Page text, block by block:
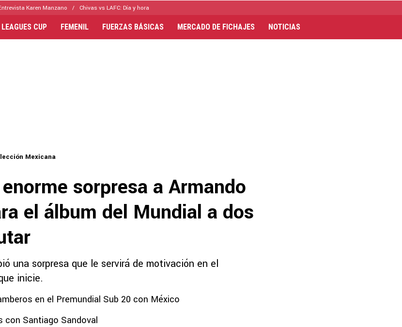
Karen Manzano Chivas vs LAFC: Día y hora
LEAGUES CUP FEMENIL FUERZAS BÁSICAS MERCADO DE FICHAJES NOTICIAS
Mexicana
sorpresa a Armando
el álbum del Mundial a dos
una sorpresa que le servirá de motivación en el
inicie.
en el Premundial Sub 20 con México
con Santiago Sandoval